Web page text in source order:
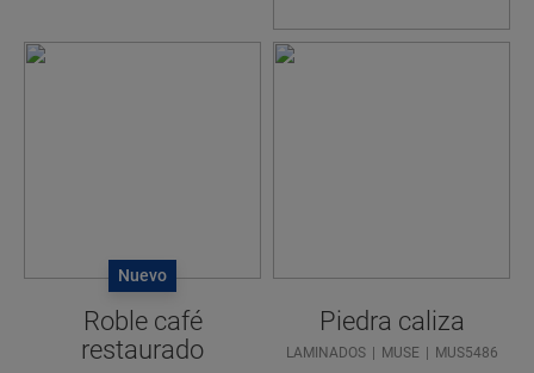
Nuevo
Roble café
restaurado
Piedra caliza
LAMINADOS MUSE MUS5486